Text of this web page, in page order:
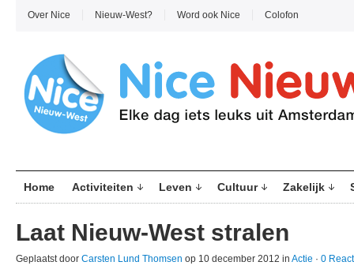
Over Nice Nieuw-West? Word ook Nice Colofon
Home Activiteiten Leven Cultuur Zakelijk
Laat Nieuw-West stralen
Geplaatst door Carsten Lund Thomsen op 10 december 2012 in Actie · 0